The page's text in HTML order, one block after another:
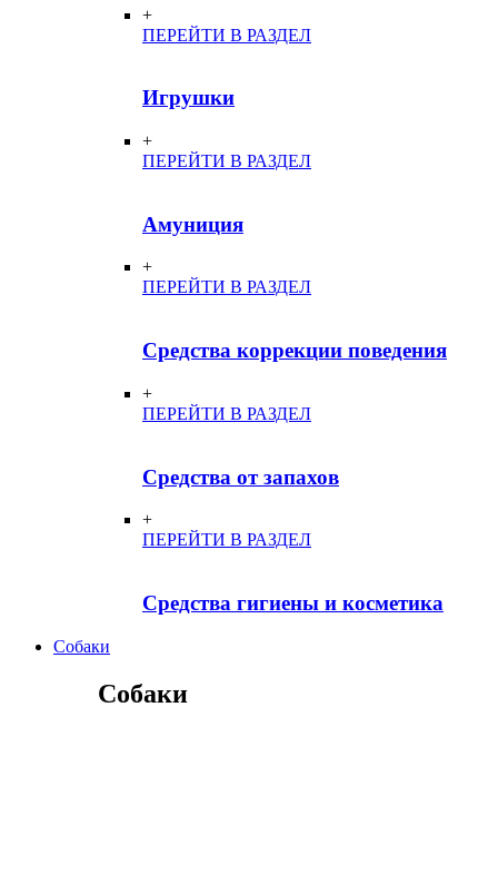
+
ПЕРЕЙТИ В РАЗДЕЛ
Игрушки
+
ПЕРЕЙТИ В РАЗДЕЛ
Амуниция
+
ПЕРЕЙТИ В РАЗДЕЛ
Средства коррекции поведения
+
ПЕРЕЙТИ В РАЗДЕЛ
Средства от запахов
+
ПЕРЕЙТИ В РАЗДЕЛ
Средства гигиены и косметика
Собаки
Собаки